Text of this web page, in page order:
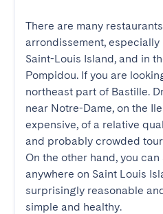
There are many
arrondissement, especially
Saint-Louis Island, and in
Pompidou. If you are
northeast part of Bastille.
near Notre-Dame, on the
expensive, of a relative
and probably crowded
On the other hand, you
anywhere on Saint Louis
surprisingly reasonable
simple and healthy.